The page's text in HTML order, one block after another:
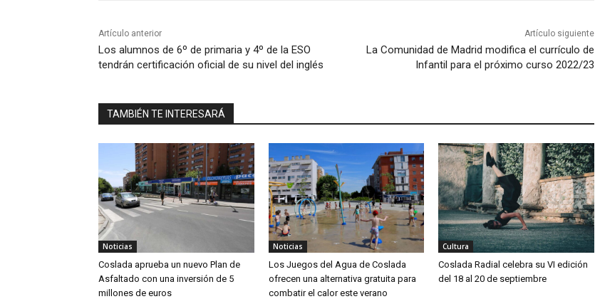
Artículo anterior
Los alumnos de 6º de primaria y 4º de la ESO
tendrán certificación oficial de su nivel del inglés
Artículo siguiente
La Comunidad de Madrid modifica el currículo de
Infantil para el próximo curso 2022/23
TAMBIÉN TE INTERESARÁ
Noticias
Coslada aprueba un nuevo Plan de
Asfaltado con una inversión de 5
millones de euros
Noticias
Los Juegos del Agua de Coslada
ofrecen una alternativa gratuita para
combatir el calor este verano
Cultura
Coslada Radial celebra su VI edición
del 18 al 20 de septiembre